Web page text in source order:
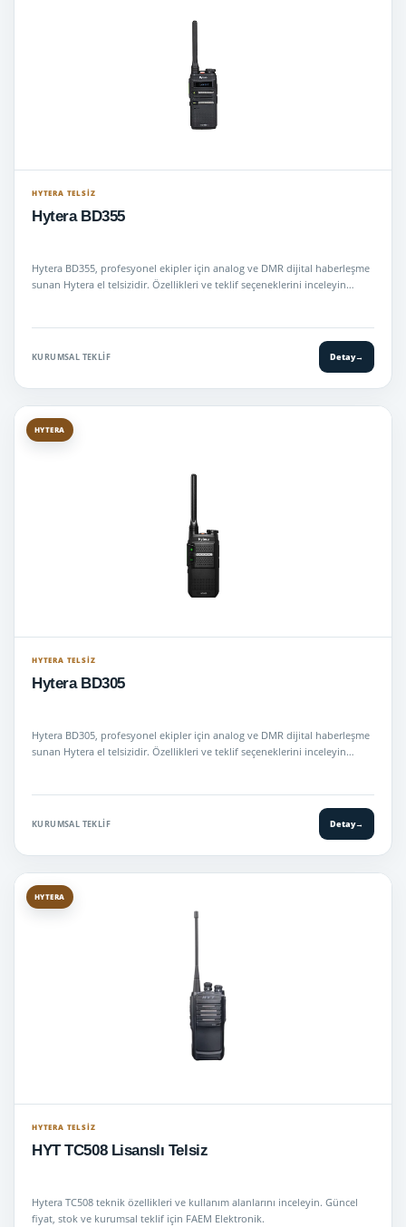
HYTERA TELSIZ
Hytera BD355
Hytera BD355, profesyonel ekipler için analog ve DMR dijital haberleşme
sunan Hytera el telsizidir. Özellikleri ve teklif seçeneklerini inceleyin…
KURUMSAL TEKLIF Detay→
HYTERA
HYTERA TELSIZ
Hytera BD305
Hytera BD305, profesyonel ekipler için analog ve DMR dijital haberleşme
sunan Hytera el telsizidir. Özellikleri ve teklif seçeneklerini inceleyin…
KURUMSAL TEKLIF Detay→
HYTERA
HYTERA TELSIZ
HYT TC508 Lisanslı Telsiz
Hytera TC508 teknik özellikleri ve kullanım alanlarını inceleyin. Güncel
fiyat, stok ve kurumsal teklif için FAEM Elektronik.